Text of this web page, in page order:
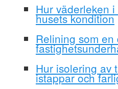
Hur väderleken
husets kondition
Relining som
Hur isolering av
istappar och